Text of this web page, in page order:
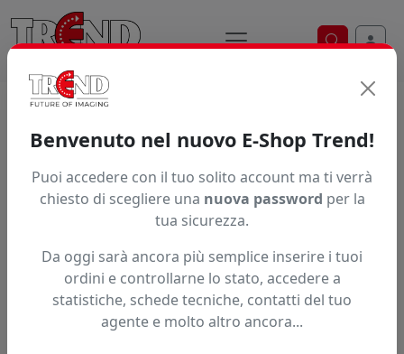
Ricerca
MIMAKI CUTTER L
Benvenuto nel nuovo E-Shop Trend!
Puoi accedere con il tuo solito account ma ti verrà
chiesto di scegliere una nuova password per la
tua sicurezza.
Da oggi sarà ancora più semplice inserire i tuoi
ordini e controllarne lo stato, accedere a
statistiche, schede tecniche, contatti del tuo
agente e molto altro ancora...